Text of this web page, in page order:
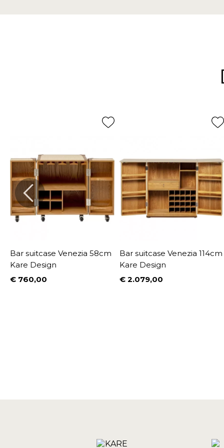
Bar suitcase Venezia 58cm
Kare Design
Prijs
€ 760,00
Bar suitcase Venezia 114cm
Kare Design
Prijs
€ 2.079,00